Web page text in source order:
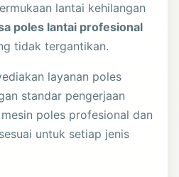
lantai kehilangan
poles lantai profesional
tidak tergantikan.
layanan poles
standar pengerjaan
poles profesional dan
untuk setiap jenis